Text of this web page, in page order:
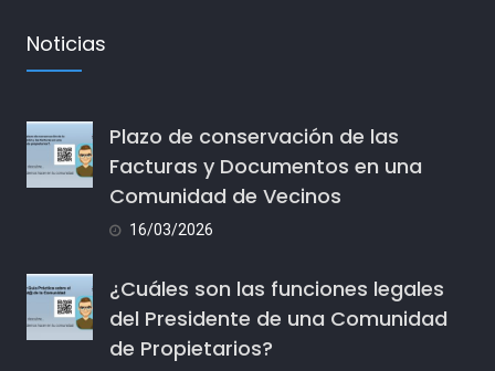
Noticias
Plazo de conservación de las
Facturas y Documentos en una
Comunidad de Vecinos
16/03/2026
¿Cuáles son las funciones legales
del Presidente de una Comunidad
de Propietarios?